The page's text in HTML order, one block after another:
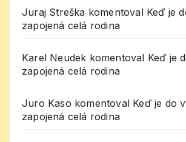
Juraj Streška komentoval Keď je
zapojená celá rodina
Karel Neudek komentoval Keď je
zapojená celá rodina
Juro Kaso komentoval Keď je do
zapojená celá rodina